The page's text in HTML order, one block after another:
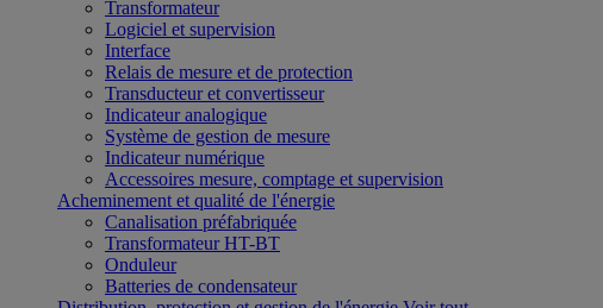
Transformateur
Logiciel et supervision
Interface
Relais de mesure et de protection
Transducteur et convertisseur
Indicateur analogique
Système de gestion de mesure
Indicateur numérique
Accessoires mesure, comptage et supervision
Acheminement et qualité de l'énergie
Canalisation préfabriquée
Transformateur HT-BT
Onduleur
Batteries de condensateur